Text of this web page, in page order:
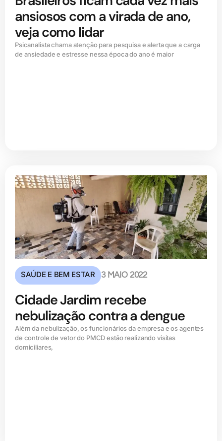
ansiosos com a virada de ano,
veja como lidar
Psicanalista chama atenção para pesquisa e alerta que a carga
de ansiedade e estresse nessa época do ano é maior
SAÚDE E BEM ESTAR 3 MAIO 2022
Cidade Jardim recebe
nebulização contra a dengue
Além da nebulização, os funcionários da empresa e os agentes
de controle de vetor do PMCD estão realizando visitas
domiciliares,